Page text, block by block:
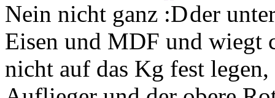
Nein nicht ganz
der
Eisen und MDF und wiegt
nicht auf das Kg fest